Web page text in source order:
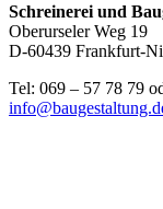
Schreinerei und
Oberurseler Weg 19
D-60439 Frankfurt-
Tel: 069 – 57 78 79